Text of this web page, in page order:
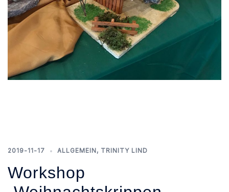
2019-11-17 ALLGEMEIN, TRINITY LIND
Workshop